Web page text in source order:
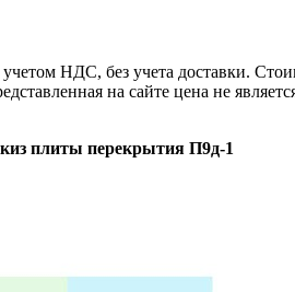
НДС, без учета доставки.
на сайте цена не
плиты перекрытия П9д-1